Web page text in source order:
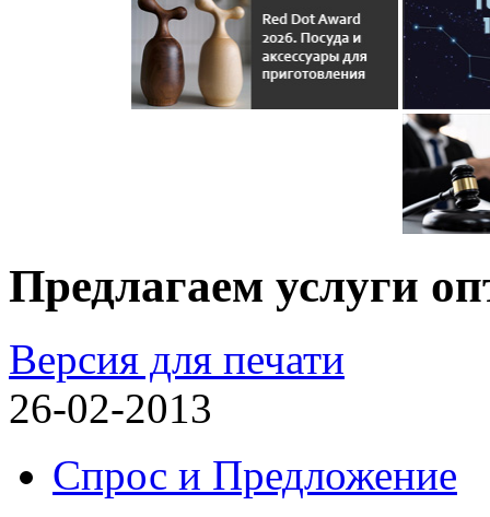
Предлагаем услуги
Версия для печати
26-02-2013
Спрос и Предложение